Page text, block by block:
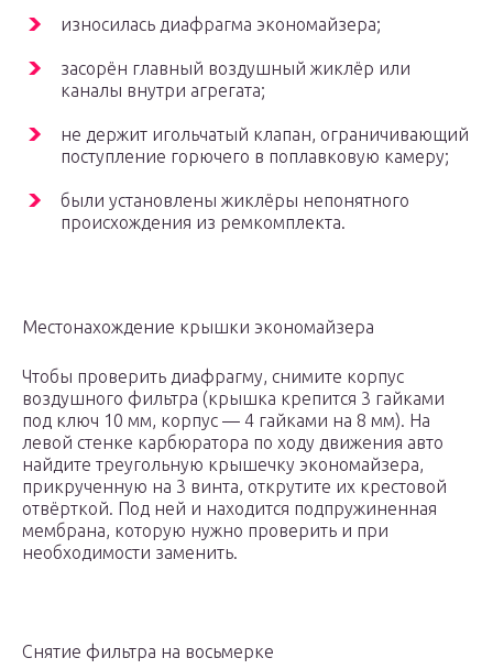
износилась диафрагма экономайзера;
засорён главный воздушный жиклёр или
каналы внутри агрегата;
не держит игольчатый клапан, ограничивающий
поступление горючего в поплавковую камеру;
были установлены жиклёры непонятного
происхождения из ремкомплекта.
Местонахождение крышки экономайзера
Чтобы проверить диафрагму, снимите корпус
воздушного фильтра (крышка крепится 3 гайками
под ключ 10 мм, корпус — 4 гайками на 8 мм). На
левой стенке карбюратора по ходу движения авто
найдите треугольную крышечку экономайзера,
прикрученную на 3 винта, открутите их крестовой
отвёрткой. Под ней и находится подпружиненная
мембрана, которую нужно проверить и при
необходимости заменить.
Снятие фильтра на восьмерке